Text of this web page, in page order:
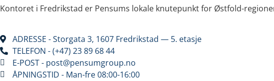
Kontoret i Fredrikstad er Pensums lokale knutepunkt for Østfold-
ADRESSE - Storgata 3, 1607 Fredrikstad — 5. etasje
TELEFON - (+47) 23 89 68 44
E-POST - post@pensumgroup.no
ÅPNINGSTID - Man-fre 08:00-16:00